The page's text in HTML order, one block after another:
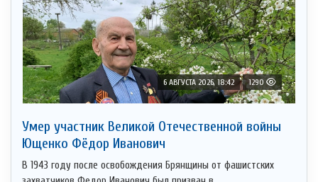
6 АВГУСТА 2026, 18:42 1290
Умер участник Великой Отечественной войны
Ющенко Фёдор Иванович
В 1943 году после освобождения Брянщины от фашистских